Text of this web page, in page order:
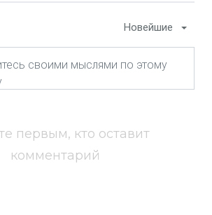
Новейшие
первым, кто оставит
комментарий